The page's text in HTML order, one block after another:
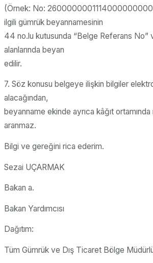
(Örnek: No:
ilgili gümrük beyannamesinin
44 no.lu kutusunda “Belge Referans No”
alanlarında beyan
edilir.
7. Söz konusu belgeye ilişkin bilgiler
alacağından,
beyanname ekinde ayrıca kâğıt ortamında
aranmaz.
Bilgi ve gereğini rica ederim.
Sezai UÇARMAK
Bakan a.
Bakan Yardımcısı
Dağıtım:
Tüm Gümrük ve Dış Ticaret Bölge